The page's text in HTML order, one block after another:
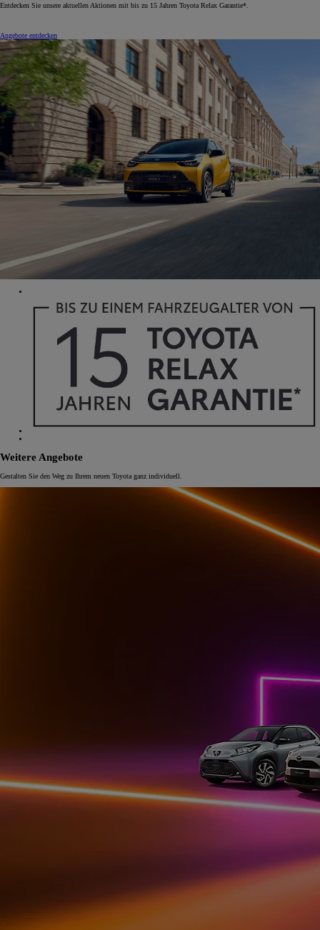
Entdecken Sie unsere aktuellen Aktionen mit bis zu 15 Jahren Toyota Relax Garantie*.
Angebote entdecken
Weitere Angebote
Gestalten Sie den Weg zu Ihrem neuen Toyota ganz individuell.